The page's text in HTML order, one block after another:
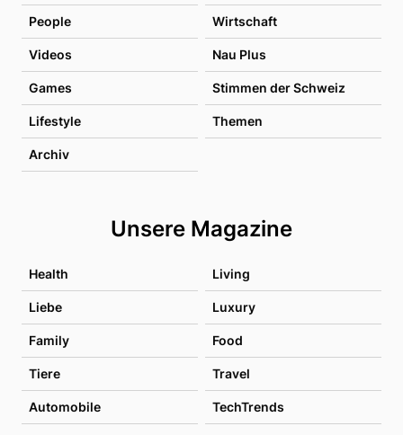
People Wirtschaft
Videos Nau Plus
Games Stimmen der Schweiz
Lifestyle Themen
Archiv
Unsere Magazine
Health Living
Liebe Luxury
Family Food
Tiere Travel
Automobile TechTrends